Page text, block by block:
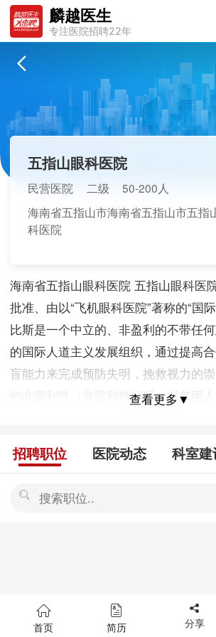
麟越医生
专注医院招聘22年
五指山眼科医院
民营医院 二级
50-200人
海南省五指山市海南省五指山市五指
科医院
海南省五指山眼科医院 五指山眼科医
批准、由以“飞机眼科医院”著称的“国
比斯是一个中立的、非盈利的不带任
的国际人道主义发展组织，通过提高
盲能力来完成预防失明，挽救视力的
的非营利性（非营利性解译：对贫困人
策，收费计取普遍不高）的眼病专科
省各市县社保及五指山市社保定点单
人员组成有主任医师2名，副主任医师
查看更多▼
招聘职位 医院动态 科室建
首页 简历 分享